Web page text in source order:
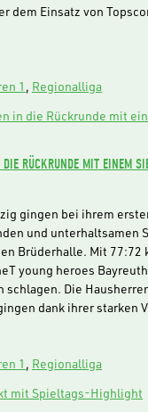
dem Einsatz von
1 , Regionalliga
RÜCKRUNDE MIT EINEM
gingen bei ihrem
und unterhaltsamen
Brüderhalle. Mit 77:72
young heroes
schlagen. Die
dank ihrer starken
1 , Regionalliga